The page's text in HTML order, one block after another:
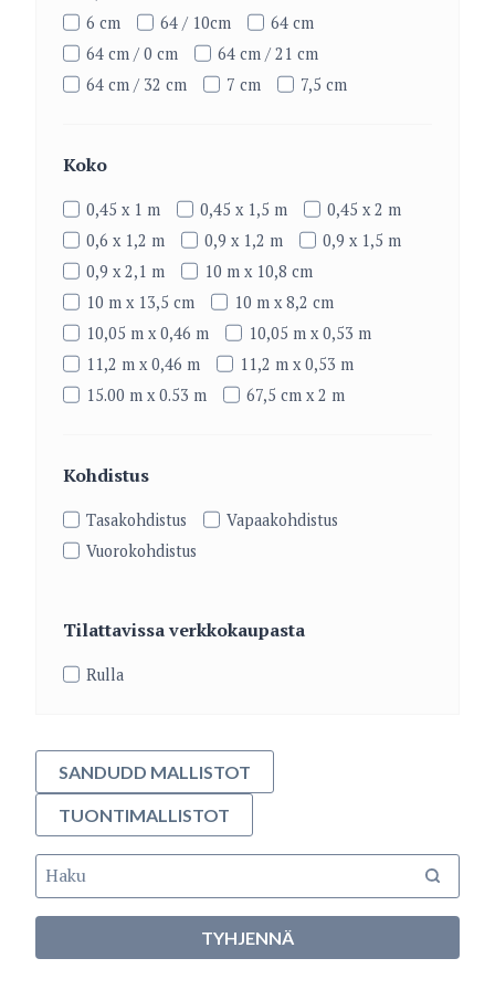
6 cm
64 / 10cm
64 cm
64 cm / 0 cm
64 cm / 21 cm
64 cm / 32 cm
7 cm 7,5 cm
Koko
0,45 x 1 m 0,45 x 1,5 m
0,45 x 2 m
0,6 x 1,2 m
0,9 x 1,2 m
0,9 x 1,5 m
0,9 x 2,1 m
10 m x 10,8 cm
10 m x 13,5 cm
10 m x 8,2 cm
10,05 m x 0,46 m
10,05 m x 0,53 m
11,2 m x 0,46 m
11,2 m x 0,53 m
15.00 m x 0.53 m
67,5 cm x 2 m
Kohdistus
Tasakohdistus
Vapaakohdistus
Vuorokohdistus
Tilattavissa verkkokaupasta
Rulla
SANDUDD MALLISTOT
TUONTIMALLISTOT
TYHJENNÄ